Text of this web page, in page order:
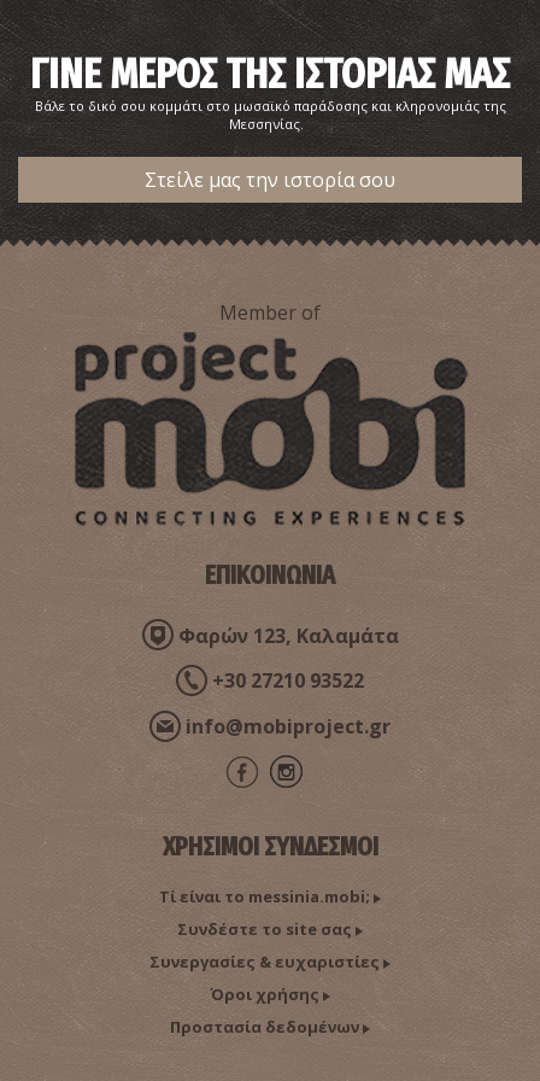
Ιστορικό και Λαογραφικό Μουσείο Καλαμάτας
ΜΟΥΣΕΙΑ ~7.9Km
O Πύργος του Ρήγα
ΓΙΝΕ ΜΕΡΟΣ ΤΗΣ ΙΣΤΟΡΙΑΣ ΜΑΣ
Βάλε το δικό σου κομμάτι στο μωσαϊκό παράδοσης και κληρονομιάς της
Μεσσηνίας.
Στείλε μας την ιστορία σου
Member of
ΕΠΙΚΟΙΝΩΝΙΑ
Φαρών 123, Καλαμάτα
+30 27210 93522
info@mobiproject.gr
ΧΡΗΣΙΜΟΙ ΣΥΝΔΕΣΜΟΙ
Τί είναι το messinia.mobi;
Συνδέστε το site σας
Συνεργασίες & ευχαριστίες
Όροι χρήσης
Προστασία δεδομένων